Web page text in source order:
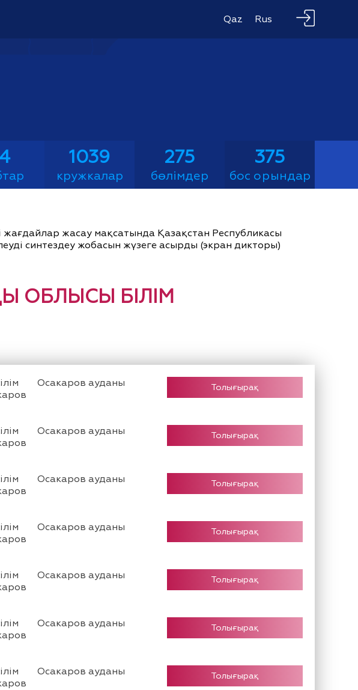
Qaz Rus
1039
кружкалар
275
бөлімдер
375
бос орындар
жағдайлар жасау мақсатында Қазақстан Республикасы
синтездеу жобасын жүзеге асырды (экран дикторы)
ОБЛЫСЫ БІЛІМ
Осакаров ауданы Толығырақ
Осакаров ауданы Толығырақ
Осакаров ауданы Толығырақ
Осакаров ауданы Толығырақ
Осакаров ауданы Толығырақ
Осакаров ауданы Толығырақ
Осакаров ауданы Толығырақ